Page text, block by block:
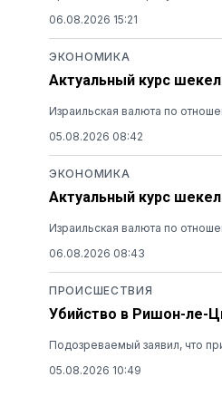
06.08.2026 15:21
ЭКОНОМИКА
Актуальный курс
Израильская валюта по
05.08.2026 08:42
ЭКОНОМИКА
Актуальный курс
Израильская валюта по
06.08.2026 08:43
ПРОИСШЕСТВИЯ
Убийство в Ришон-ле-
Подозреваемый заявил, что
05.08.2026 10:49